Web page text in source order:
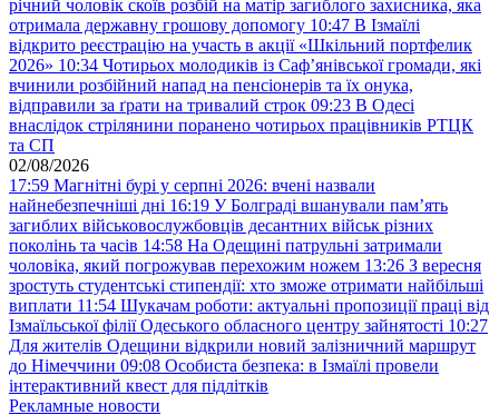
річний чоловік скоїв розбій на матір загиблого захисника, яка
отримала державну грошову допомогу 10:47 В Ізмаїлі
відкрито реєстрацію на участь в акції «Шкільний портфелик
2026» 10:34 Чотирьох молодиків із Саф’янівської громади, які
вчинили розбійний напад на пенсіонерів та їх онука,
відправили за ґрати на тривалий строк 09:23 В Одесі
внаслідок стрілянини поранено чотирьох працівників РТЦК
та СП
02/08/2026
17:59 Магнітні бурі у серпні 2026: вчені назвали
найнебезпечніші дні 16:19 У Болграді вшанували пам’ять
загиблих військовослужбовців десантних військ різних
поколінь та часів 14:58 На Одещині патрульні затримали
чоловіка, який погрожував перехожим ножем 13:26 З вересня
зростуть студентські стипендії: хто зможе отримати найбільші
виплати 11:54 Шукачам роботи: актуальні пропозиції праці від
Ізмаїльської філії Одеського обласного центру зайнятості 10:27
Для жителів Одещини відкрили новий залізничний маршрут
до Німеччини 09:08 Особиста безпека: в Ізмаїлі провели
інтерактивний квест для підлітків
Рекламные новости